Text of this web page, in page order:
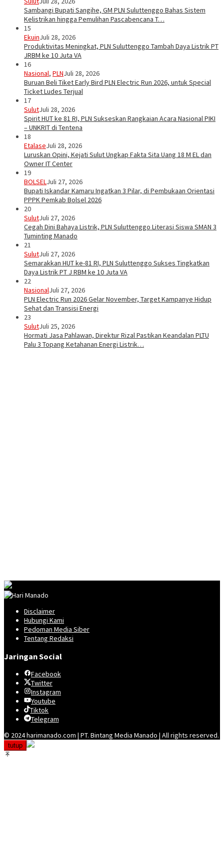
Sambangi Bupati Sangihe, GM PLN Suluttenggo Bahas Sistem
Kelistrikan hingga Pemulihan Pascabencana T…
15
EkuinJuli 28, 2026
Produktivitas Meningkat, PLN Suluttenggo Tambah Daya Listrik PT
JRBM ke 10 Juta VA
16
Nasional, PLNJuli 28, 2026
Buruan Beli Tiket Early Bird PLN Electric Run 2026, untuk Special
Ticket Ludes Terjual
17
SulutJuli 28, 2026
Spirit HUT ke 81 RI, PLN Sukseskan Rangkaian Acara Nasional PIKI
– UNKRIT di Tentena
18
EtalaseJuli 28, 2026
Luruskan Opini, Kejati Sulut Ungkap Fakta Sita Uang 18 M EL dan
Owner IT Center
19
BOLSELJuli 27, 2026
Bupati Iskandar Kamaru Ingatkan 3 Pilar, di Pembukaan Orientasi
PPPK Pemkab Bolsel 2026
20
SulutJuli 27, 2026
Cegah Dini Bahaya Listrik, PLN Suluttenggo Literasi Siswa SMAN 3
Tuminting Manado
21
SulutJuli 27, 2026
Semarakkan HUT ke-81 RI, PLN Suluttenggo Sukses Tingkatkan
Daya Listrik PT J RBM ke 10 Juta VA
22
NasionalJuli 27, 2026
PLN Electric Run 2026 Gelar November, Target Kampanye Hidup
Sehat dan Transisi Energi
23
SulutJuli 25, 2026
Hormati Jasa Pahlawan, Direktur Rizal Pastikan Keandalan PLTU
Palu 3 Topang Ketahanan Energi Listrik…
Disclaimer
Hubungi Kami
Pedoman Media Siber
Tentang Redaksi
Jaringan Social
Facebook
Twitter
Instagram
Youtube
Tiktok
Telegram
© 2024 harimanado.com | PT. Bintang Media Manado | All rights reserved.
tutup